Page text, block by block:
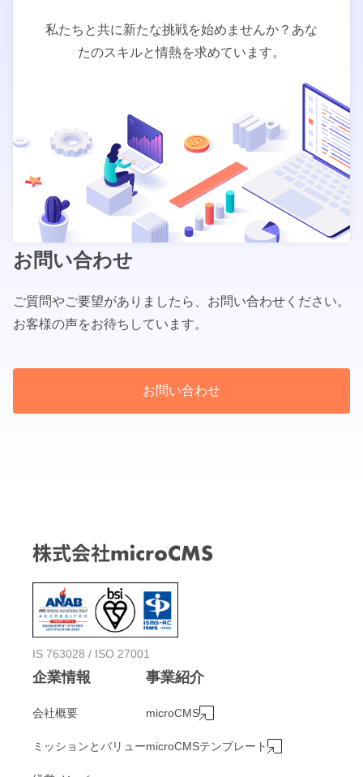
お問い合わせ
ご質問やご要望がありましたら、お問い合わせください。
お客様の声をお待ちしています。
お問い合わせ
私たちと共に新たな挑戦を始めませんか？あな
たのスキルと情熱を求めています。
IS 763028 / ISO 27001
企業情報
会社概要
ミッションとバリュー
事業紹介
microCMS
microCMSテンプレート